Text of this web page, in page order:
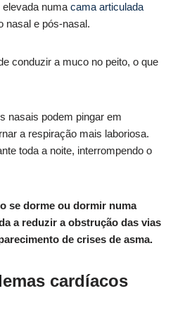
numa cama articulada
nasal e pós-nasal.
conduzir a muco no peito, o que
nasais podem pingar em
a respiração mais laboriosa.
toda a noite, interrompendo o
se dorme ou dormir numa
a reduzir a obstrução das vias
de crises de asma.
cardíacos